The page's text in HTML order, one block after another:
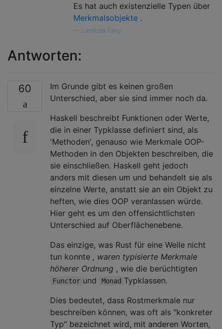
Es hat auch existenzielle Typen über
Merkmalsobjekte .
Lambda Fairy
Antworten:
60
Im Grunde gibt es keinen großen
Unterschied, aber sie sind immer noch da.
Haskell beschreibt Funktionen oder Werte,
die in einer Typklasse definiert sind, als
'Methoden', genauso wie Merkmale OOP-
Methoden in den Objekten beschreiben, die
sie einschließen. Haskell geht jedoch
anders mit diesen um und behandelt sie als
einzelne Werte, anstatt sie an ein Objekt zu
heften, wie dies OOP veranlassen würde.
Hier geht es um den offensichtlichsten
Unterschied auf Oberflächenebene.
Das einzige, was Rust für eine Weile nicht
tun konnte , waren typisierte Merkmale
höherer Ordnung , wie die berüchtigten
Functor und Monad Typklassen.
Dies bedeutet, dass Rostmerkmale nur
beschreiben können, was oft als "konkreter
Typ" bezeichnet wird, mit anderen Worten,